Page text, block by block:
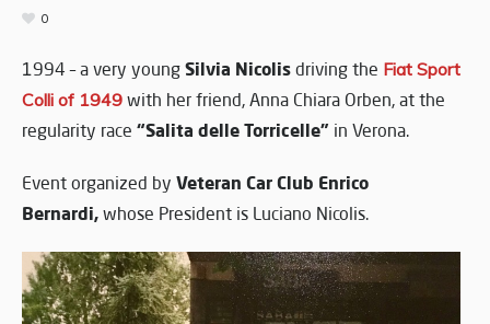
0
1994 – a very young Silvia Nicolis driving the Fiat Sport
Colli of 1949 with her friend, Anna Chiara Orben, at the
regularity race “Salita delle Torricelle” in Verona.
Event organized by Veteran Car Club Enrico
Bernardi, whose President is Luciano Nicolis.